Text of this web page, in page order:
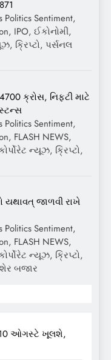
Politics Sentiment,
IPO, ઈકોનોમી,
ક્રિપ્ટો, પર્સનલ
ક્રોસ, નિફ્ટી માટે
Politics Sentiment,
FLASH NEWS,
ન્યૂઝ, ક્રિપ્ટો,
યથાવત્ જાળવી રાખે
Politics Sentiment,
FLASH NEWS,
ન્યૂઝ, ક્રિપ્ટો,
બજાર
10 ઓગસ્ટે ખૂલશે,